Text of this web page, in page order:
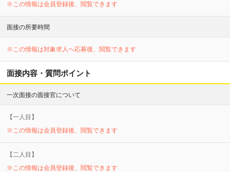
※この情報は会員登録後、閲覧できます
面接の所要時間
※この情報は対象求人へ応募後、閲覧できます
面接内容・質問ポイント
一次面接の面接官について
【一人目】
※この情報は会員登録後、閲覧できます
【二人目】
※この情報は会員登録後、閲覧できます